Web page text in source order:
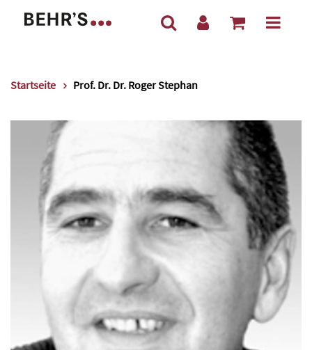
Startseite Prof. Dr. Dr. Roger Stephan